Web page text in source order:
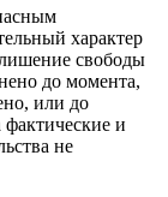
характер
свободы
до момента,
или до
фактические и
не